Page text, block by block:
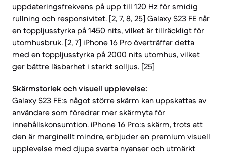
uppdateringsfrekvens på upp till 120 Hz för smidig
rullning och responsivitet. [2, 7, 8, 25] Galaxy S23 FE når
en toppljusstyrka på 1450 nits, vilket är tillräckligt för
utomhusbruk. [2, 7] iPhone 16 Pro överträffar detta
med en toppljusstyrka på 2000 nits utomhus, vilket
ger bättre läsbarhet i starkt solljus. [25]
Skärmstorlek och visuell upplevelse:
Galaxy S23 FE:s något större skärm kan uppskattas av
användare som föredrar mer skärmyta för
innehållskonsumtion. iPhone 16 Pro:s skärm, trots att
den är marginellt mindre, erbjuder en premium visuell
upplevelse med djupa svarta nyanser och utmärkt